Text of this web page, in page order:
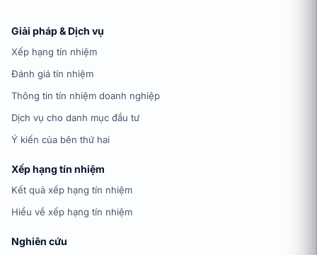
Giải pháp & Dịch vụ
Xếp hạng tín nhiệm
Đánh giá tín nhiệm
Thông tin tín nhiệm doanh nghiệp
Dịch vụ cho danh mục đầu tư
Ý kiến của bên thứ hai
Xếp hạng tín nhiệm
Kết quả xếp hạng tín nhiệm
Hiểu về xếp hạng tín nhiệm
Nghiên cứu